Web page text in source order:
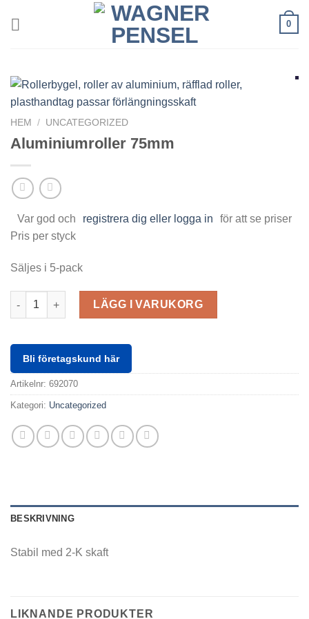
0
HEM / UNCATEGORIZED
Aluminiumroller 75mm
Var god och registrera dig eller logga in
för att se priser
Pris per styck
Säljes i 5-pack
Aluminiumroller 75mm mängd
LÄGG I VARUKORG
Bli företagskund här
Artikelnr: 692070
Kategori: Uncategorized
BESKRIVNING
Stabil med 2-K skaft
LIKNANDE PRODUKTER